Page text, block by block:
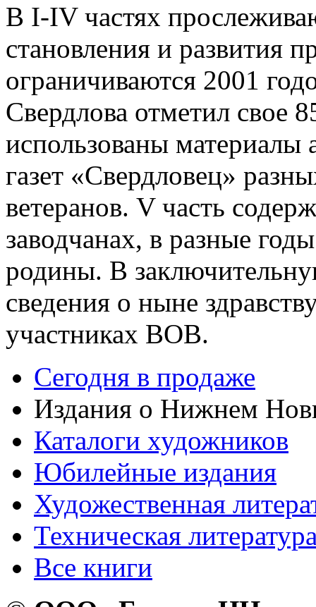
В I-IV частях
становления и развития
ограничиваются 2001
Свердлова отметил свое
использованы
газет «Свердловец»
ветеранов. V часть
заводчанах, в разные
родины. В
сведения о ныне
участниках ВОВ.
Сегодня в продаже
Издания о Нижнем
Каталоги художников
Юбилейные издания
Художественная
Техническая
Все книги